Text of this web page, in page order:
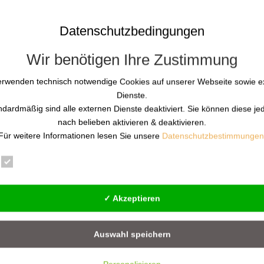
Warum Radar nicht reicht
1992 steht Günther Pfeifer an der operativen Front in
Praxiserfahrung bildet das Fundament für seine spezialisierte
Datenschutzbedingungen
Wir benötigen Ihre Zustimmung
technisch notwendige Cookies auf unserer Webseite sowie
Dienste.
sind alle externen Dienste deaktiviert. Sie können diese
nach belieben aktivieren & deaktivieren.
weitere Informationen lesen Sie unsere Datenschutzbestimmungen
✓ Akzeptieren
Auswahl speichern